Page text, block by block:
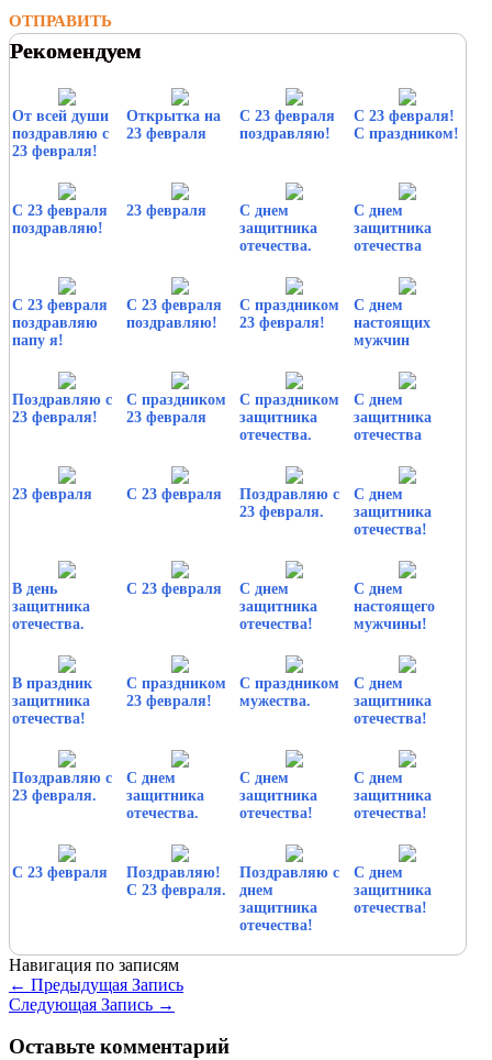
ОТПРАВИТЬ
Рекомендуем
От всей души
поздравляю с
23 февраля!
Открытка на
23 февраля
С 23 февраля
поздравляю!
С 23 февраля!
С праздником!
С 23 февраля
поздравляю!
23 февраля
С днем
защитника
отечества.
С днем
защитника
отечества
С 23 февраля
поздравляю
папу я!
С 23 февраля
поздравляю!
С праздником
23 февраля!
С днем
настоящих
мужчин
Поздравляю с
23 февраля!
С праздником
23 февраля
С праздником
защитника
отечества.
С днем
защитника
отечества
23 февраля С 23 февраля
Поздравляю с
23 февраля.
С днем
защитника
отечества!
В день
защитника
отечества.
С 23 февраля
С днем
защитника
отечества!
С днем
настоящего
мужчины!
В праздник
защитника
отечества!
С праздником
23 февраля!
С праздником
мужества.
С днем
защитника
отечества!
Поздравляю с
23 февраля.
С днем
защитника
отечества.
С днем
защитника
отечества!
С днем
защитника
отечества!
С 23 февраля
Поздравляю!
С 23 февраля.
Поздравляю с
днем
защитника
отечества!
С днем
защитника
отечества!
Навигация по записям
← Предыдущая Запись
Следующая Запись →
Оставьте комментарий